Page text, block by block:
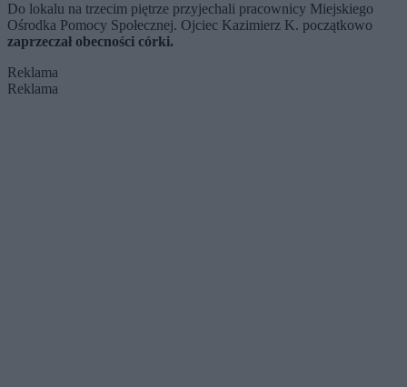
Do lokalu na trzecim piętrze przyjechali pracownicy Miejskiego
Ośrodka Pomocy Społecznej. Ojciec Kazimierz K. początkowo
zaprzeczał obecności córki.
Reklama
Reklama